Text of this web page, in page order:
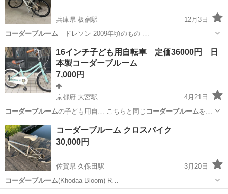
兵庫県 板宿駅
12月3日
コーダーブルームドレソン 2009年頃のもの …
兵庫 神戸市 板宿駅 クロスバイク ペダル
16インチ子ども用自転車 定価36000円 日
本製コーダーブルーム
7,000円
京都府 大宮駅
4月21日
コーダーブルームの子ども用自… こちらと同じ コーダーブルームを乗
っていた…
京都 京都市 大宮駅 自転車
コーダーブルーム クロスバイク
30,000円
佐賀県 久保田駅
3月20日
コーダーブルーム(Khodaa Bloom) R…